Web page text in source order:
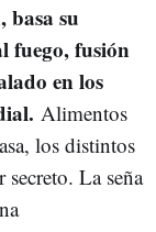
su
fuego, fusión
en los
Alimentos
los distintos
La seña